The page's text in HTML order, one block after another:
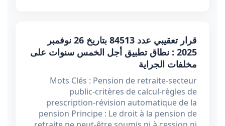
قرار تعقيبي عدد 84513 بتاريخ 26 نوفمبر
2025 : نطاق تطبيق أجل الخمس سنوات على
مخلفات الجراية
Mots Clés : Pension de retraite-secteur
public-critères de calcul-règles de
prescription-révision automatique de la
pension Principe : Le droit à la pension de